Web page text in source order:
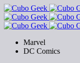
Marvel
DC Comics